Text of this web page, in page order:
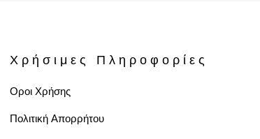
Χρήσιμες Πληροφορίες
Οροι Χρήσης
Πολιτική Απορρήτου